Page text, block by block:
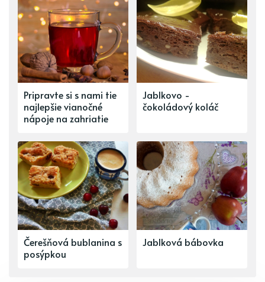
Pripravte si s nami tie
najlepšie vianočné
nápoje na zahriatie
Jablkovo -
čokoládový koláč
Čerešňová bublanina s
posýpkou
Jablková bábovka